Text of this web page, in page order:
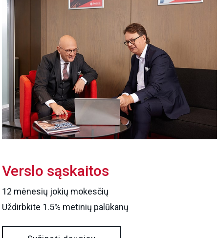
Verslo sąskaitos
12 mėnesių jokių mokesčių
Uždirbkite 1.5% metinių palūkanų